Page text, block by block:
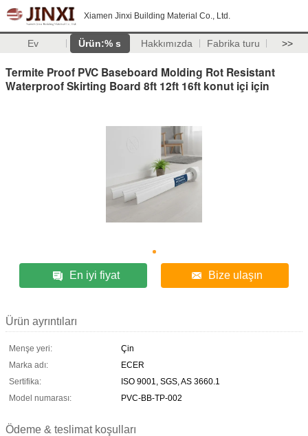
Xiamen Jinxi Building Material Co., Ltd.
Ev Ürün:% s Hakkımızda Fabrika turu >>
Termite Proof PVC Baseboard Molding Rot Resistant
Waterproof Skirting Board 8ft 12ft 16ft konut içi için
En iyi fiyat Bize ulaşın
Ürün ayrıntıları
Menşe yeri:
Çin
Marka adı:
ECER
Sertifika:
ISO 9001, SGS, AS 3660.1
Model numarası:
PVC-BB-TP-002
Ödeme & teslimat koşulları